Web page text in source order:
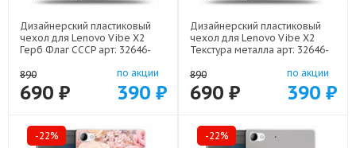
Дизайнерский пластиковый
чехол для Lenovo Vibe X2
Герб Флаг СССР арт: 32646-
890
690 ₽
по акции
390 ₽
Дизайнерский пластиковый
чехол для Lenovo Vibe X2
Текстура металла арт: 32646-
890
690 ₽
по акции
390 ₽
-22% -22%